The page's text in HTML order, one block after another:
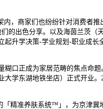
商家们也纷纷针对消费者
出色分享。以及海茵兰茨
升学决策-学业规划-职业成
正成为家居范畴的焦点命
学东湖地铁坐店）正式开业
准养肤系统™」，为京津冀